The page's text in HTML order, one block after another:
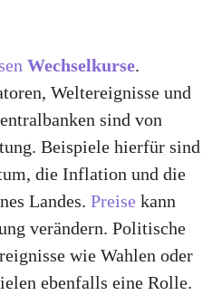
Wechselkurse.
Weltereignisse und
sind von
Beispiele hierfür sind
die Inflation und die
Landes. Preise kann
verändern. Politische
wie Wahlen oder
ebenfalls eine Rolle.